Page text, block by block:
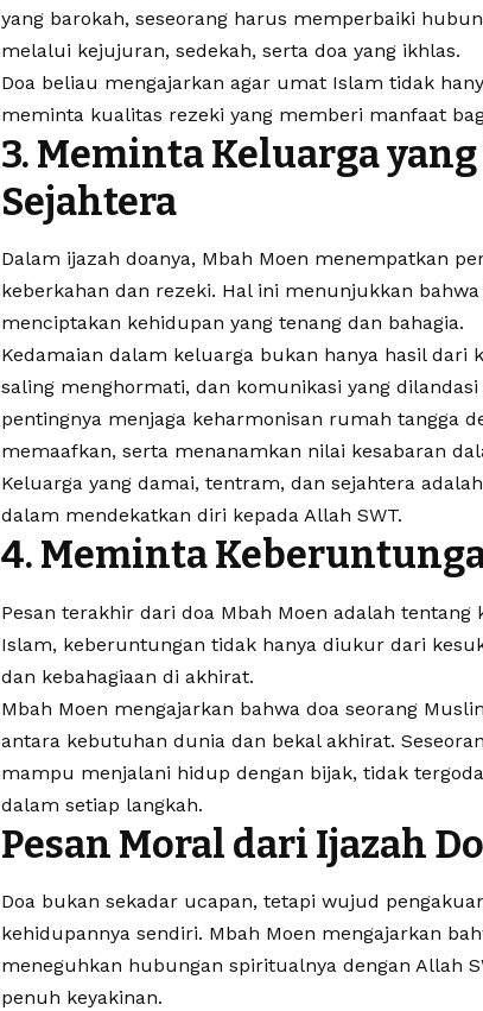
yang barokah, seseorang harus memperbaiki
melalui kejujuran, sedekah, serta doa yang ikhlas.
Doa beliau mengajarkan agar umat Islam tidak
meminta kualitas rezeki yang memberi manfaat
3. Meminta Keluarga
Sejahtera
Dalam ijazah doanya, Mbah Moen menempatkan
keberkahan dan rezeki. Hal ini menunjukkan
menciptakan kehidupan yang tenang dan bahagia.
Kedamaian dalam keluarga bukan hanya hasil dari
saling menghormati, dan komunikasi yang
pentingnya menjaga keharmonisan rumah tangga
memaafkan, serta menanamkan nilai kesabaran
Keluarga yang damai, tentram, dan sejahtera
dalam mendekatkan diri kepada Allah SWT.
4. Meminta
Pesan terakhir dari doa Mbah Moen adalah
Islam, keberuntungan tidak hanya diukur dari
dan kebahagiaan di akhirat.
Mbah Moen mengajarkan bahwa doa seorang
antara kebutuhan dunia dan bekal akhirat.
mampu menjalani hidup dengan bijak, tidak
dalam setiap langkah.
Pesan Moral dari Ijazah
Doa bukan sekadar ucapan, tetapi wujud
kehidupannya sendiri. Mbah Moen mengajarkan
meneguhkan hubungan spiritualnya dengan Allah
penuh keyakinan.